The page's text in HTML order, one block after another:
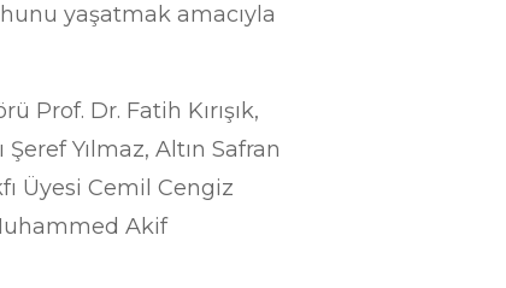
yaşatmak amacıyla
Dr. Fatih Kırışık,
Yılmaz, Altın Safran
Üyesi Cemil Cengiz
Akif